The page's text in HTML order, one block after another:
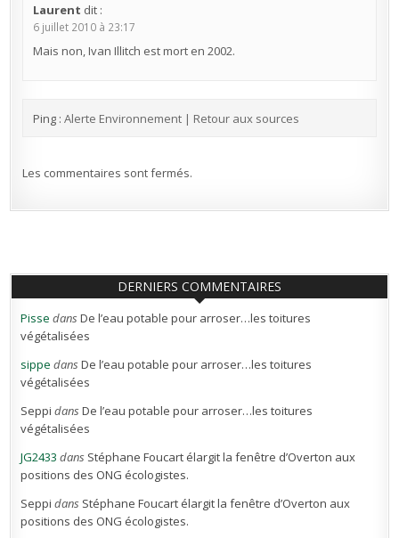
Laurent dit :
6 juillet 2010 à 23:17
Mais non, Ivan Illitch est mort en 2002.
Ping : Alerte Environnement | Retour aux sources
Les commentaires sont fermés.
DERNIERS COMMENTAIRES
Pisse dansDe l’eau potable pour arroser…les toitures
végétalisées
sippe dansDe l’eau potable pour arroser…les toitures
végétalisées
Seppi dansDe l’eau potable pour arroser…les toitures
végétalisées
JG2433 dans Stéphane Foucart élargit la fenêtre d’Overton aux
positions des ONG écologistes.
Seppi dans Stéphane Foucart élargit la fenêtre d’Overton aux
positions des ONG écologistes.